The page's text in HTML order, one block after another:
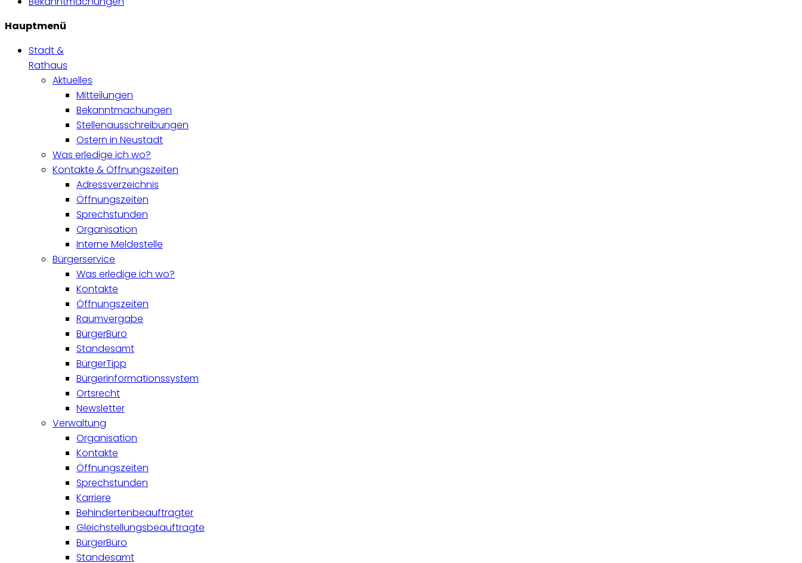
Hauptmenü
Stadt &
Rathaus
Aktuelles
Mitteilungen
Bekanntmachungen
Stellenausschreibungen
Ostern in Neustadt
Was erledige ich wo?
Kontakte & Öffnungszeiten
Adressverzeichnis
Öffnungszeiten
Sprechstunden
Organisation
Interne Meldestelle
Bürgerservice
Was erledige ich wo?
Kontakte
Öffnungszeiten
Raumvergabe
BürgerBüro
Standesamt
BürgerTipp
Bürgerinformationssystem
Ortsrecht
Newsletter
Verwaltung
Organisation
Kontakte
Öffnungszeiten
Sprechstunden
Karriere
Behindertenbeauftragter
Gleichstellungsbeauftragte
BürgerBüro
Standesamt